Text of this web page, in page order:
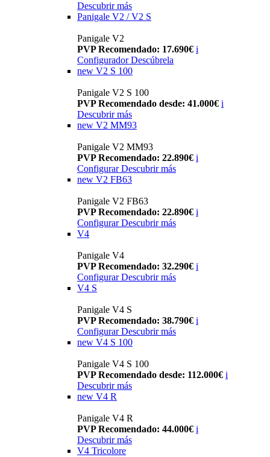
Descubrir más
Panigale V2 / V2 S
Panigale V2
PVP Recomendado: 17.690€ i
Configurador Descúbrela
new V2 S 100
Panigale V2 S 100
PVP Recomendado desde: 41.000€ i
Descubrir más
new V2 MM93
Panigale V2 MM93
PVP Recomendado: 22.890€ i
Configurar Descubrir más
new V2 FB63
Panigale V2 FB63
PVP Recomendado: 22.890€ i
Configurar Descubrir más
V4
Panigale V4
PVP Recomendado: 32.290€ i
Configurar Descubrir más
V4 S
Panigale V4 S
PVP Recomendado: 38.790€ i
Configurar Descubrir más
new V4 S 100
Panigale V4 S 100
PVP Recomendado desde: 112.000€ i
Descubrir más
new V4 R
Panigale V4 R
PVP Recomendado: 44.000€ i
Descubrir más
V4 Tricolore